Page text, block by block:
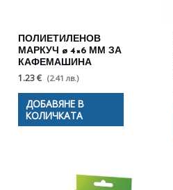
ПОЛИЕТИЛЕНОВ
МАРКУЧ ø 4×6 ММ ЗА
КАФЕМАШИНА
1.23 € (2.41 лв.)
ДОБАВЯНЕ В
КОЛИЧКАТА